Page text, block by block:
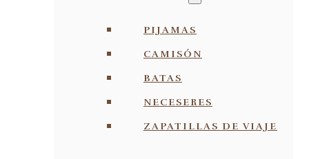
PIJAMAS
CAMISÓN
BATAS
NECESERES
ZAPATILLAS DE VIAJE